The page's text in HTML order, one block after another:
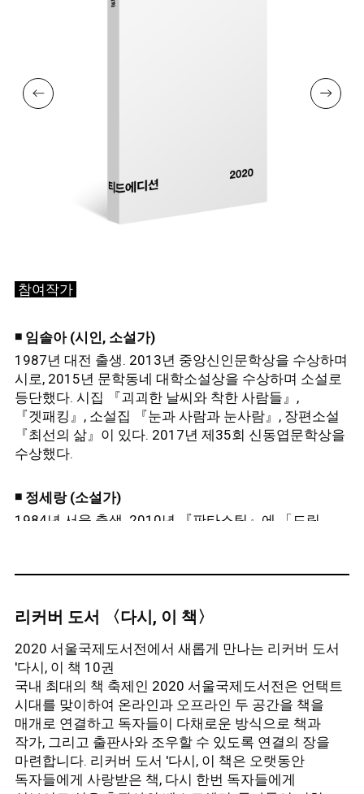
참여작가
◾ 임솔아 (시인, 소설가)
1987년 대전 출생. 2013년 중앙신인문학상을 수상하며
시로, 2015년 문학동네 대학소설상을 수상하며 소설로
등단했다. 시집 『괴괴한 날씨와 착한 사람들』,
『겟패킹』, 소설집 『눈과 사람과 눈사람』, 장편소설
『최선의 삶』이 있다. 2017년 제35회 신동엽문학상을
수상했다.
◾ 정세랑 (소설가)
1984년 서울 출생. 2010년 『판타스틱』에 「드림,
『피프티 피플』 등 여섯 권의 장편소설과 소설집
있다. 2013년 제7회 창비장편소설상, 2017년 제50회
◾정지돈 (소설가)
1983년 대구 출생. 2013년 『문학과사회』
신인문학상으로 등단했다. 소설집 『내가 싸우듯이』,
『우리는 다른 사람들의 기억에서 살 것이다』,
문학평론집 『문학의 기쁨』(공저), 소설 『작은 겁쟁이
겁쟁이 새로운 파티』가 있다. 2015년 제6회
리커버 도서 〈다시, 이 책〉
2020 서울국제도서전에서 새롭게 만나는 리커버 도서
'다시, 이 책 10권
국내 최대의 책 축제인 2020 서울국제도서전은 언택트
시대를 맞이하여 온라인과 오프라인 두 공간을 책을
매개로 연결하고 독자들이 다채로운 방식으로 책과
작가, 그리고 출판사와 조우할 수 있도록 연결의 장을
마련합니다. 리커버 도서 '다시, 이 책은 오랫동안
독자들에게 사랑받은 책, 다시 한번 독자들에게